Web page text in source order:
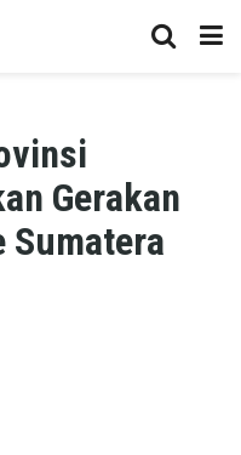
Gerakan
Sumatera